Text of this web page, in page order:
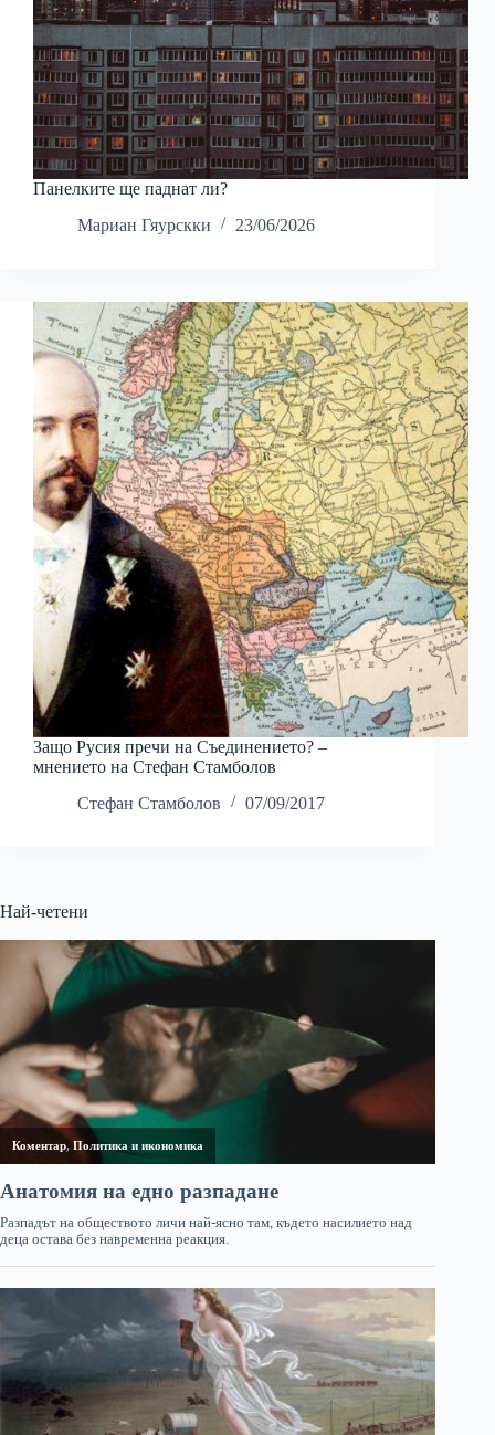
Панелките ще паднат ли?
Мариан Гяурскки
23/06/2026
Защо Русия пречи на Съединението? –
мнението на Стефан Стамболов
Стефан Стамболов
07/09/2017
Най-четени